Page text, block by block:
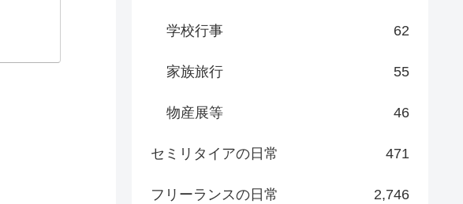
学校行事 62
家族旅行 55
物産展等 46
セミリタイアの日常 471
フリーランスの日常 2,746